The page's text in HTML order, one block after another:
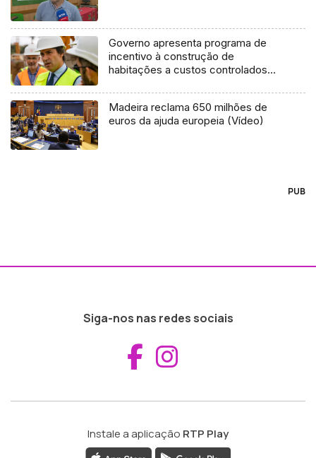
Governo apresenta programa de
incentivo à construção de
habitações a custos controlados
Madeira reclama 650 milhões de
euros da ajuda europeia (Vídeo)
PUB
Siga-nos nas redes sociais
Aceder ao
Instale a aplicação RTP Play